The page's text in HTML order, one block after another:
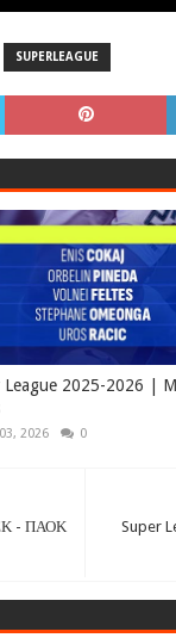
SUPERLEAGUE
League 2025-2026 |
03, 2026 0
Super
- ΠΑΟΚ